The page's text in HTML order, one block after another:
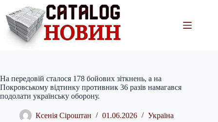
вмісту
На передовій сталося 178 бойових зіткнень, а на
Покровському відтинку противник 36 разів намагався
подолати українську оборону.
Ксенія Сіроштан 01.06.2026 Україна